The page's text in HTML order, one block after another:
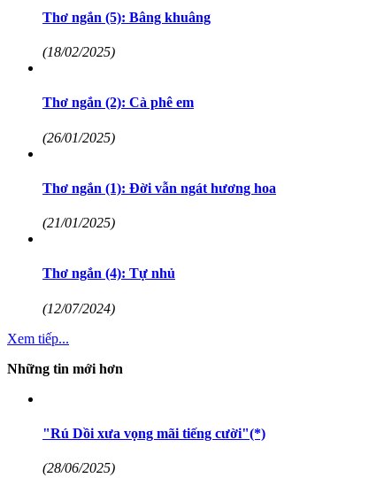
Thơ ngắn (5): Bâng khuâng
(18/02/2025)
Thơ ngắn (2): Cà phê em
(26/01/2025)
Thơ ngắn (1): Đời vẫn ngát hương hoa
(21/01/2025)
Thơ ngắn (4): Tự nhủ
(12/07/2024)
Xem tiếp...
Những tin mới hơn
"Rú Dồi xưa vọng mãi tiếng cười"(*)
(28/06/2025)